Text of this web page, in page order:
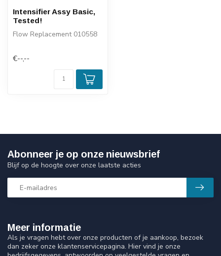
Intensifier Assy Basic,
Tested!
Flow Replacement 010558
€--,--
Meer informatie
Als je vragen hebt over onze producten of je aankoop, bezoek
dan zeker onze klantenservicepagina. Hier vind je onze
Abonneer je op onze nieuwsbrief
Blijf op de hoogte over onze laatste acties